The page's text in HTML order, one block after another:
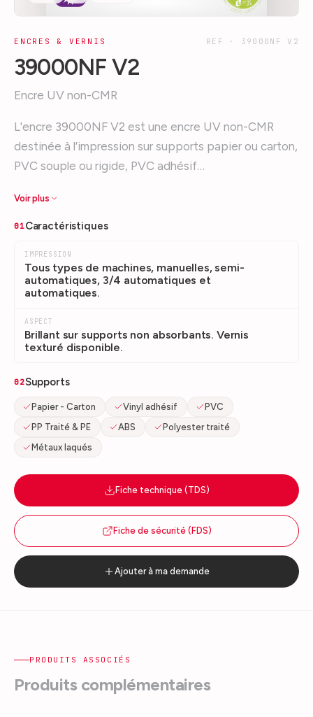
ENCRES & VERNIS REF · 39000NF V2
39000NF V2
Encre UV non-CMR
L'encre 39000NF V2 est une encre UV non-CMR
destinée à l’impression sur supports papier ou carton,
PVC souple ou rigide, PVC adhésif…
Voir plus
01Caractéristiques
IMPRESSION
Tous types de machines, manuelles, semi-
automatiques, 3/4 automatiques et
automatiques.
ASPECT
Brillant sur supports non absorbants. Vernis
texturé disponible.
02Supports
Papier - Carton Vinyl adhésif
PVC
PP Traité & PE
ABS
Polyester traité
Métaux laqués
Fiche technique (TDS)
Fiche de sécurité (FDS)
Ajouter à ma demande
PRODUITS ASSOCIÉS
Produits complémentaires